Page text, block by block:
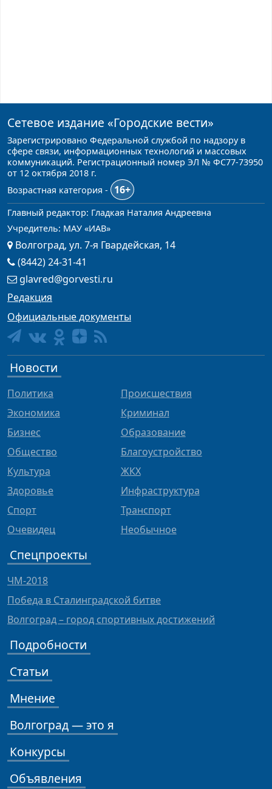
Сетевое издание «Городские вести»
Зарегистрировано Федеральной службой по надзору в
сфере связи, информационных технологий и массовых
коммуникаций. Регистрационный номер ЭЛ № ФС77-73950
от 12 октября 2018 г.
Возрастная категория -
16+
Главный редактор: Гладкая Наталия Андреевна
Учредитель: МАУ «ИАВ»
Волгоград, ул. 7-я Гвардейская, 14
(8442) 24-31-41
glavred@gorvesti.ru
Редакция
Официальные документы
Новости
Политика
Экономика
Бизнес
Общество
Культура
Здоровье
Спорт
Очевидец
Происшествия
Криминал
Образование
Благоустройство
ЖКХ
Инфраструктура
Транспорт
Необычное
Спецпроекты
ЧМ-2018
Победа в Сталинградской битве
Волгоград – город спортивных достижений
Подробности
Статьи
Мнение
Волгоград — это я
Конкурсы
Объявления